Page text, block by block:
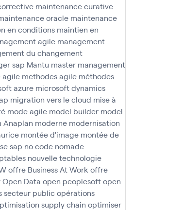
maintenance curative
oracle maintenance
en conditions maintien en
agile management
du changement
sap Mantu master management
agile methodes agile méthodes
azure microsoft dynamics
migration vers le cloud mise à
mode agile model builder model
Anaplan moderne modernisation
montée d'image montée de
sap no code nomade
nouvelle technologie
offre Business At Work offre
Open Data open peoplesoftopen
secteur public opérations
supply chain optimiser